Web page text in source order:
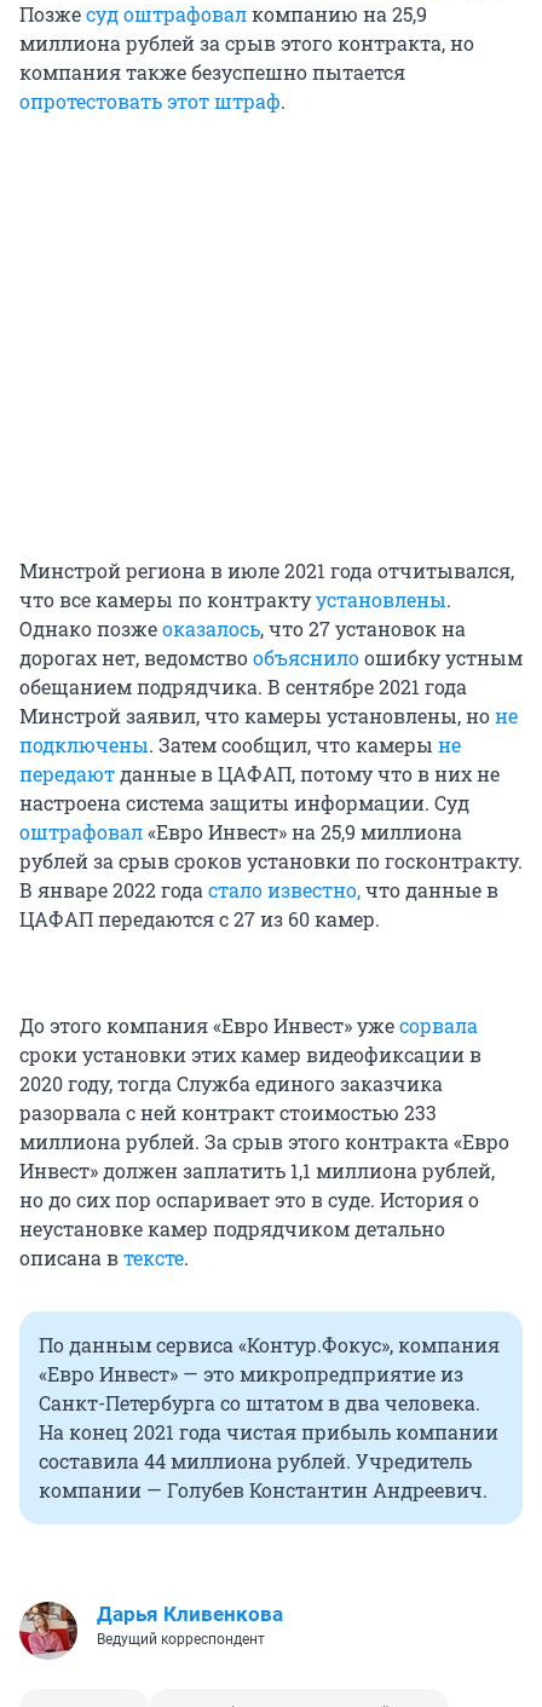
Позжесуд оштрафовалкомпанию на 25,9
миллиона рублей за срыв этого контракта, но
компания также безуспешно пытается
опротестовать этот штраф.
Минстрой региона в июле 2021 года отчитывался,
что все камеры по контрактуустановлены.
Однако позжеоказалось, что 27 установок на
дорогах нет, ведомствообъяснилоошибку устным
обещанием подрядчика. В сентябре 2021 года
Минстрой заявил, что камеры установлены, ноне
подключены. Затем сообщил, что камеры не
передаютданные в ЦАФАП, потому что в них не
настроена система защиты информации. Суд
оштрафовал«Евро Инвест» на 25,9 миллиона
рублей за срыв сроков установки по госконтракту.
В январе 2022 годастало известно,что данные в
ЦАФАП передаются с 27 из 60 камер.
До этого компания «Евро Инвест» ужесорвала
сроки установки этих камер видеофиксации в
2020 году, тогда Служба единого заказчика
разорвала с ней контракт стоимостью 233
миллиона рублей. За срыв этого контракта «Евро
Инвест» должен заплатить 1,1 миллиона рублей,
но до сих пор оспаривает это в суде. История о
неустановке камер подрядчиком детально
описана втексте.
По данным сервиса «Контур.Фокус», компания
«Евро Инвест» — это микропредприятие из
Санкт-Петербурга со штатом в два человека.
На конец 2021 года чистая прибыль компании
составила 44 миллиона рублей. Учредитель
компании — Голубев Константин Андреевич.
Дарья Кливенкова
Ведущий корреспондент